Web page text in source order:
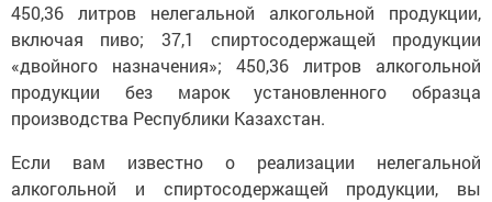
450,36 литров нелегальной алкогольной продукции,
включая пиво; 37,1 спиртосодержащей продукции
«двойного назначения»; 450,36 литров алкогольной
продукции без марок установленного образца
производства Республики Казахстан.
Если вам известно о реализации нелегальной
алкогольной и спиртосодержащей продукции, вы